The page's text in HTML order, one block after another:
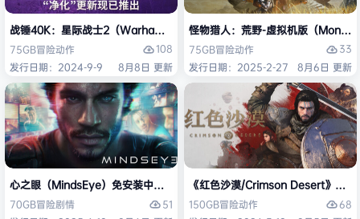
战锤40K：星际战士2（Warhammer 40,000: Space Marine 2）免安装
75GB冒险动作
108
发行日期：2024-9-9
8月8日 更新
怪物猎人：荒野-虚拟机版（
75GB冒险动作
33
发行日期：2025-2-27
8月6日 更新
心之眼（MindsEye）免安装中文版
70GB冒险剧情
51
《红色沙漠/Crimson Desert》免安
150GB冒险动作
68